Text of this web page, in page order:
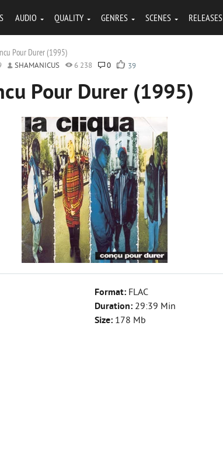
AUDIO QUALITY GENRES SCENES RELEASES
Pour Durer (1995)
SHAMANICUS 6 238 0 39
Pour Durer (1995)
Format: FLAC
Duration: 29:39 Min
Size: 178 Mb